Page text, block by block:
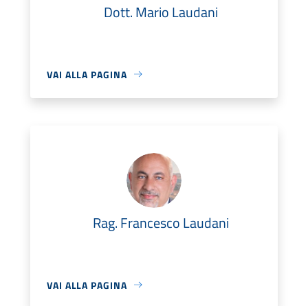
Dott. Mario Laudani
VAI ALLA PAGINA
Rag. Francesco Laudani
VAI ALLA PAGINA